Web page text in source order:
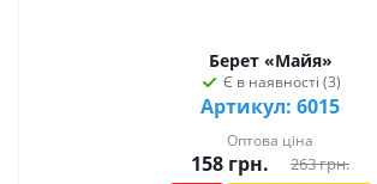
Берет «Майя»
Є в наявності (3)
Артикул: 6015
Оптова ціна
158 грн. 263грн.